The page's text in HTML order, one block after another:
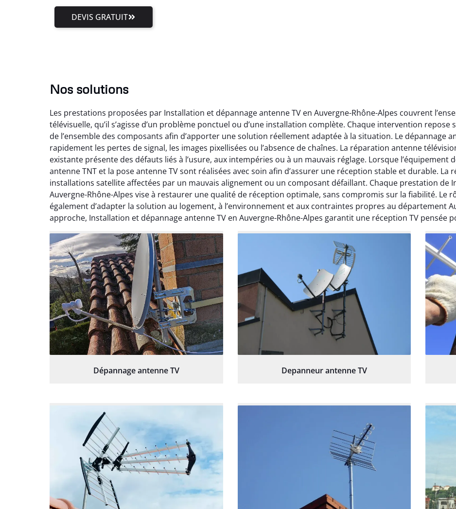
DEVIS GRATUIT
Nos solutions
Les prestations proposées par Installation et dépannage antenne TV en Auvergne-Rhône-Alpes couvrent
télévisuelle, qu’il s’agisse d’un problème ponctuel ou d’une installation complète. Chaque intervention
de l’ensemble des composants afin d’apporter une solution réellement adaptée à la situation. Le dépannage
rapidement les pertes de signal, les images pixellisées ou l’absence de chaînes. La réparation antenne
existante présente des défauts liés à l’usure, aux intempéries ou à un mauvais réglage. Lorsque l’équipement
antenne TNT et la pose antenne TV sont réalisées avec soin afin d’assurer une réception stable et durable.
installations satellite affectées par un mauvais alignement ou un composant défaillant. Chaque prestation de
Auvergne-Rhône-Alpes vise à restaurer une qualité de réception optimale, sans compromis sur la fiabilité. Le
également d’adapter la solution au logement, à l’environnement et aux contraintes propres au département
approche, Installation et dépannage antenne TV en Auvergne-Rhône-Alpes garantit une réception TV pensée
Dépannage antenne TV Depanneur antenne TV